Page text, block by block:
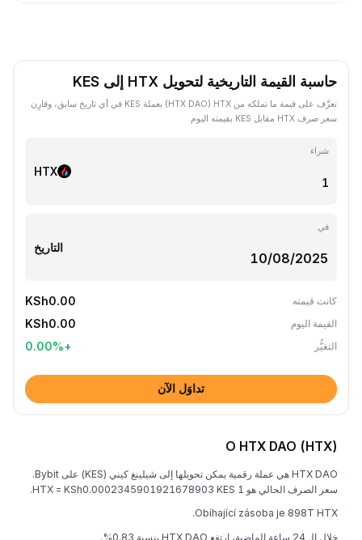
حاسبة القيمة التاريخية لتحويل HTX إلى KES
تعرَّف على قيمة ما تملكه من HTX ‏(HTX DAO) بعملة KES في أي تاريخ سابق، وقارِن
سعر صرف HTX مقابل KES بقيمته اليوم.
شراء
HTX
في
التاريخ
كانت قيمته KSh0.00
القيمة اليوم KSh0.00
التغيُّر +
0.00%
تداوَل الآن
O HTX DAO (HTX)
HTX DAO هي عملة رقمية يمكن تحويلها إلى شيلينغ كيني (KES) على Bybit.
سعر الصرف الحالي هو 1 HTX = KSh0.0002345901921678903 KES.
Obíhající zásoba je 898T HTX.
خلال الـ 24 ساعة الماضية، ارتفع HTX DAO بنسبة 0.83%.